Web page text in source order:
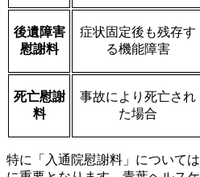
後遺障害
慰謝料
症状固定後も残存す
る機能障害
死亡慰謝
料
事故により死亡され
た場合
特に「入通院慰謝料」について